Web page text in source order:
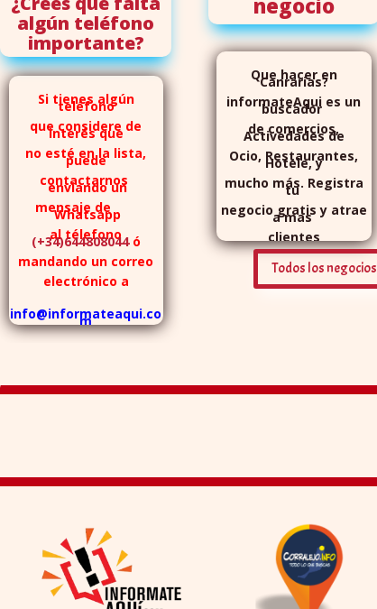
algún teléfono
importante?
Si tienes algún
teléfono
que considere de
interés que
no esté en la lista,
puede
contactarnos
enviando un
mensaje de
Whatsapp
al télefono
(+34)644808044 ó
mandando un correo
electrónico a
info@informateaqui.co
m
Que hacer en
Canrarias?
informateAqui es un
buscador
de comercios,
Activedades de
Ocio, Restaurantes,
Hotele, y
mucho más. Registra
tu
negocio gratis y atrae
a mas
clientes
Todos los negocios